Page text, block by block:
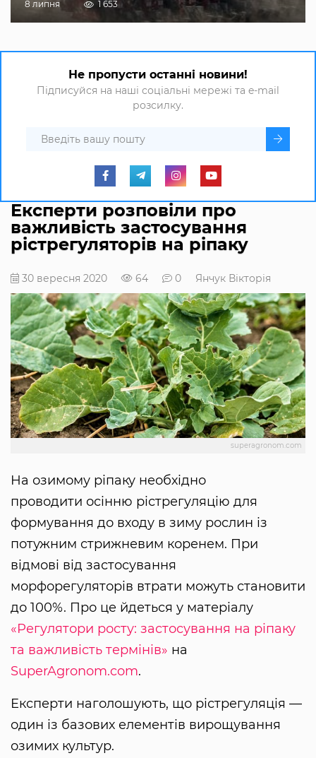
8 липня 1 653
Не пропусти останні новини!
Підписуйся на наші соціальні мережі та e-mail
розсилку.
Експерти розповіли про
важливість застосування
рістрегуляторів на ріпаку
30 вересня 2020 64 0 Янчук Вікторія
superagronom.com
На озимому ріпаку необхідно
проводити осінню рістрегуляцію для
формування до входу в зиму рослин із
потужним стрижневим коренем. При
відмові від застосування
морфорегуляторів втрати можуть становити
до 100%. Про це йдеться у матеріалу
«Регулятори росту: застосування на ріпаку
та важливість термінів» на
SuperAgronom.com.
Експерти наголошують, що рістрегуляція —
один із базових елементів вирощування
озимих культур.